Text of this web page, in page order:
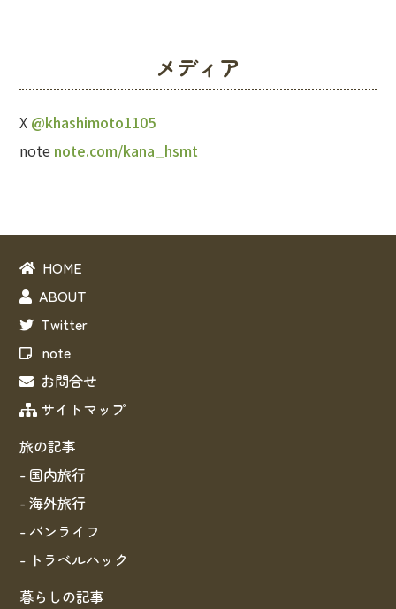
メディア
X @khashimoto1105
note note.com/kana_hsmt
HOME
ABOUT
Twitter
note
お問合せ
サイトマップ
旅の記事
- 国内旅行
- 海外旅行
- バンライフ
- トラベルハック
暮らしの記事